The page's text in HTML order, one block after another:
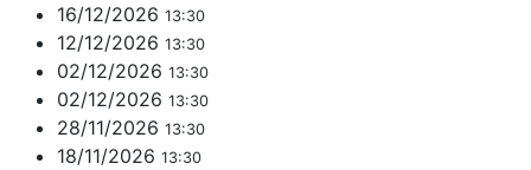
16/12/2026 13:30
12/12/2026 13:30
02/12/2026 13:30
02/12/2026 13:30
28/11/2026 13:30
18/11/2026 13:30